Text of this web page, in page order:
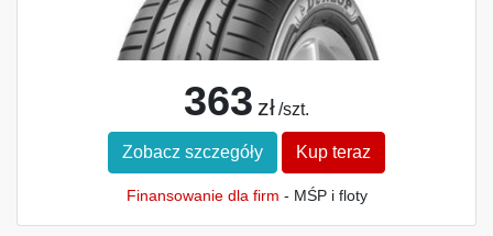
363 zł /szt.
Zobacz szczegóły Kup teraz
Finansowanie dla firm - MŚP i floty